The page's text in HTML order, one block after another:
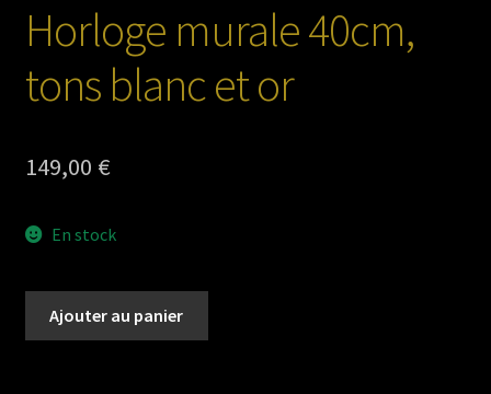
Horloge murale 40cm,
tons blanc et or
149,00 €
En stock
Ajouter au panier